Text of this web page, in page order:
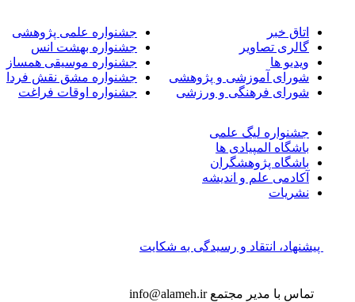
اتاق خبر
گالری تصاویر
ویدیو ها
شورای آموزشی و پژوهشی
شورای فرهنگی و ورزشی
جشنواره علمی پژوهشی
جشنواره بهشت انس
جشنواره موسیقی همساز
جشنواره مشق نقش فردا
جشنواره اوقات فراغت
جشنواره لیگ علمی
باشگاه المپیادی ها
باشگاه پژوهشگران
آکادمی علم و اندیشه
نشریات
پیشنهاد، انتقاد و رسیدگی به شکایت
تماس با مدیر مجتمعinfo@alameh.ir